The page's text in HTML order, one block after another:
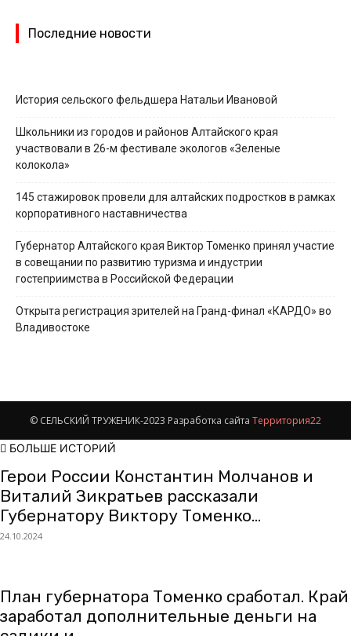
Последние новости
История сельского фельдшера Натальи Ивановой
Школьники из городов и районов Алтайского края
участвовали в 26-м фестивале экологов «Зеленые
колокола»
145 стажировок провели для алтайских подростков в рамках
корпоративного наставничества
Губернатор Алтайского края Виктор Томенко принял участие
в совещании по развитию туризма и индустрии
гостеприимства в Российской Федерации
Открыта регистрация зрителей на Гранд-финал «КАРДО» во
Владивостоке
© СЕЛЬСКИЙ ТРУЖЕНИК-2023 Разработка сайта Территория22
БОЛЬШЕ ИСТОРИЙ
Герои России Константин Молчанов и
Виталий Зикратьев рассказали
Губернатору Виктору Томенко...
24.10.2024
План губернатора Томенко сработал. Край
заработал дополнительные деньги на